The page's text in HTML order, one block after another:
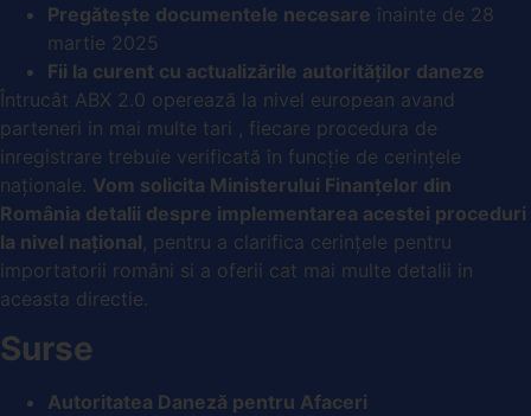
Pregătește documentele necesare înainte de 28
martie 2025
Fii la curent cu actualizările autorităților daneze
Întrucât ABX 2.0 operează la nivel european avand
parteneri in mai multe tari , fiecare procedura de
inregistrare trebuie verificată în funcție de cerințele
naționale. Vom solicita Ministerului Finanțelor din
România detalii despre implementarea acestei proceduri
la nivel național , pentru a clarifica cerințele pentru
importatorii români si a oferii cat mai multe detalii in
aceasta directie.
Surse
Autoritatea Daneză pentru Afaceri